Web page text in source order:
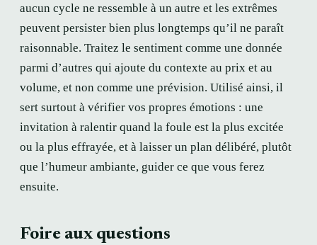
aucun cycle ne ressemble à un autre et les extrêmes
peuvent persister bien plus longtemps qu’il ne paraît
raisonnable. Traitez le sentiment comme une donnée
parmi d’autres qui ajoute du contexte au prix et au
volume, et non comme une prévision. Utilisé ainsi, il
sert surtout à vérifier vos propres émotions : une
invitation à ralentir quand la foule est la plus excitée
ou la plus effrayée, et à laisser un plan délibéré, plutôt
que l’humeur ambiante, guider ce que vous ferez
ensuite.
Foire aux questions